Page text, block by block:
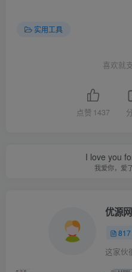
实用工具
喜欢就
点赞 1437
I love you
我爱你，爱
优源网
817
这家伙